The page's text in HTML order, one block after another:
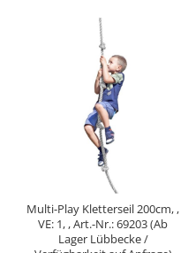
Multi-Play Kletterseil 200cm, ,
VE: 1, , Art.-Nr.: 69203 (Ab
Lager Lübbecke /